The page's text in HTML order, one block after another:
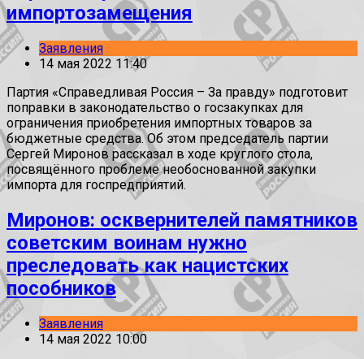
импортозамещения
Заявления
14 мая 2022 11:40
Партия «Справедливая Россия – За правду» подготовит
поправки в законодательство о госзакупках для
ограничения приобретения импортных товаров за
бюджетные средства. Об этом председатель партии
Сергей Миронов рассказал в ходе круглого стола,
посвящённого проблеме необоснованной закупки
импорта для госпредприятий.
Миронов: осквернителей памятников
советским воинам нужно
преследовать как нацистских
пособников
Заявления
14 мая 2022 10:00